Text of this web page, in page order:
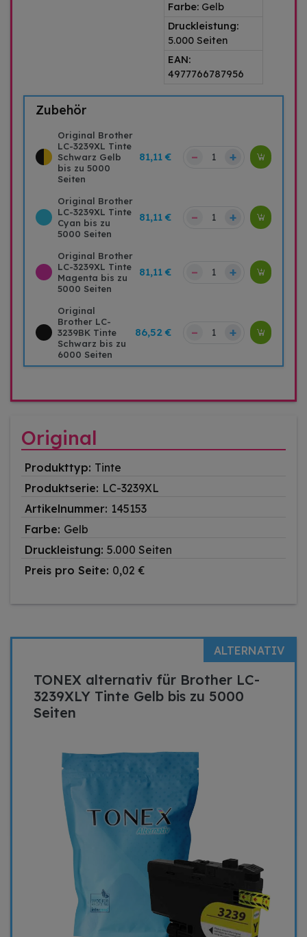
Farbe: Gelb
Druckleistung:
5.000 Seiten
EAN:
4977766787956
Zubehör
Original Brother
LC-3239XL Tinte
Schwarz Gelb
bis zu 5000
Seiten
81,11 € – +
Original Brother
LC-3239XL Tinte
Cyan bis zu
5000 Seiten
81,11 € – +
Original Brother
LC-3239XL Tinte
Magenta bis zu
5000 Seiten
81,11 € – +
Original
Brother LC-
3239BK Tinte
Schwarz bis zu
6000 Seiten
86,52 € – +
Original
Produkttyp: Tinte
Produktserie: LC-3239XL
Artikelnummer: 145153
Farbe: Gelb
Druckleistung: 5.000 Seiten
Preis pro Seite: 0,02 €
ALTERNATIV
TONEX alternativ für Brother LC-
3239XLY Tinte Gelb bis zu 5000
Seiten